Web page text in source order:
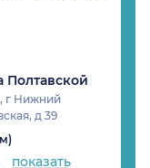
Полтавской
г Нижний
д 39
показать